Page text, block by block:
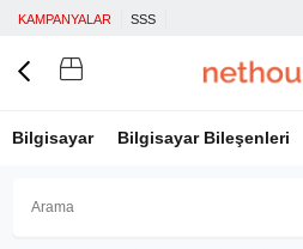
KAMPANYALAR SSS
Bilgisayar Bilgisayar Bileşenleri